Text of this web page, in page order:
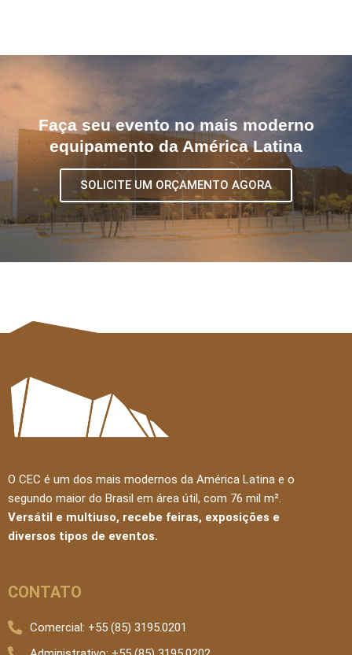
Faça seu evento no mais moderno
equipamento da América Latina
SOLICITE UM ORÇAMENTO AGORA
O CEC é um dos mais modernos da América Latina e o
segundo maior do Brasil em área útil, com 76 mil m².
Versátil e multiuso, recebe feiras, exposições e
diversos tipos de eventos.
CONTATO
Comercial: +55 (85) 3195.0201